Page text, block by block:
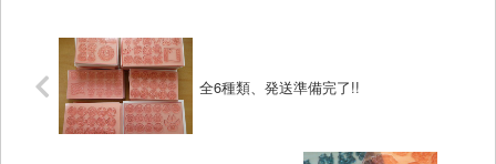
全6種類、発送準備完了!!